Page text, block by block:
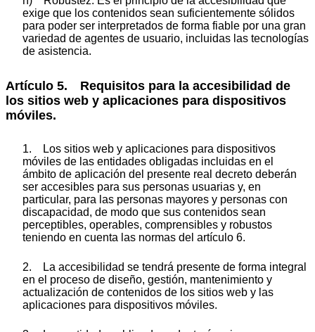
exige que los contenidos sean suficientemente sólidos
para poder ser interpretados de forma fiable por una gran
variedad de agentes de usuario, incluidas las tecnologías
de asistencia.
Artículo 5. Requisitos para la accesibilidad de
los sitios web y aplicaciones para dispositivos
móviles.
1. Los sitios web y aplicaciones para dispositivos
móviles de las entidades obligadas incluidas en el
ámbito de aplicación del presente real decreto deberán
ser accesibles para sus personas usuarias y, en
particular, para las personas mayores y personas con
discapacidad, de modo que sus contenidos sean
perceptibles, operables, comprensibles y robustos
teniendo en cuenta las normas del artículo 6.
2. La accesibilidad se tendrá presente de forma integral
en el proceso de diseño, gestión, mantenimiento y
actualización de contenidos de los sitios web y las
aplicaciones para dispositivos móviles.